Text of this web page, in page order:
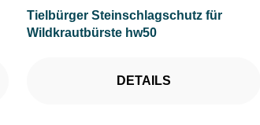
Tielbürger Steinschlagschutz für
Wildkrautbürste hw50
DETAILS